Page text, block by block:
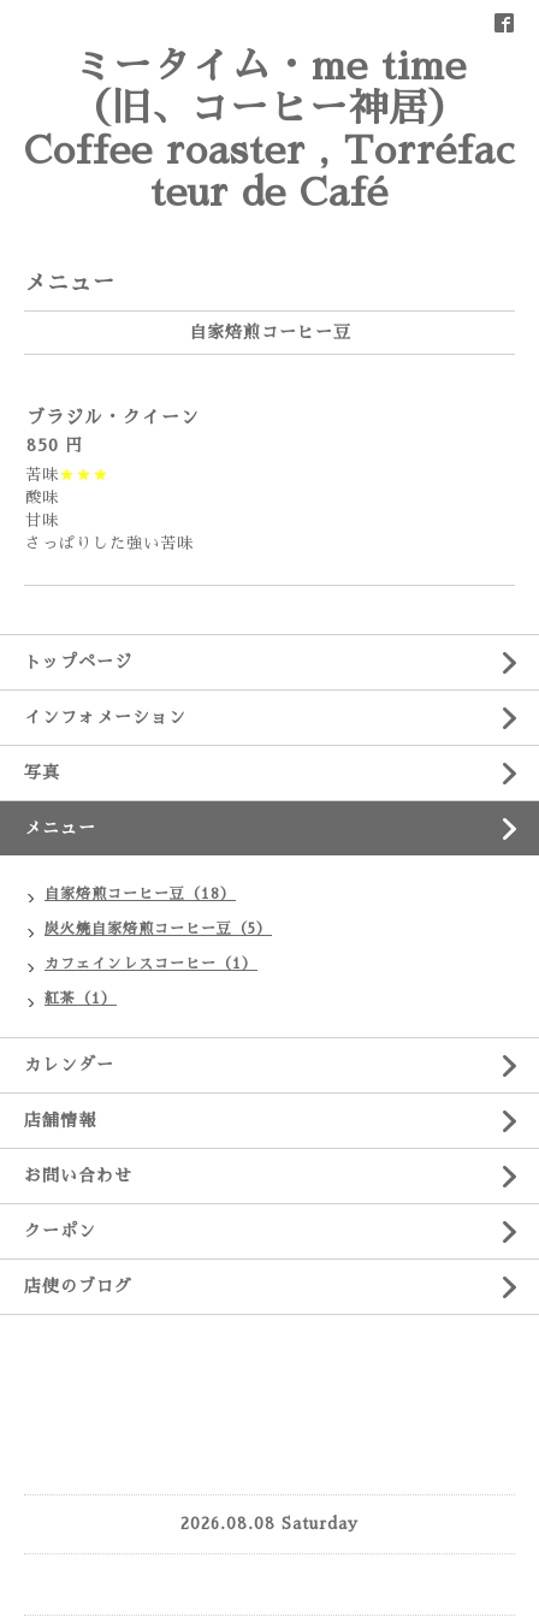
ミータイム・me time
（旧、コーヒー神居）
Coffee roaster , Torréfac
teur de Café
メニュー
自家焙煎コーヒー豆
ブラジル・クイーン
850 円
苦味★★★
酸味
甘味
さっぱりした強い苦味
トップページ
インフォメーション
写真
メニュー
自家焙煎コーヒー豆（18）
炭火焼自家焙煎コーヒー豆（5）
カフェインレスコーヒー（1）
紅茶（1）
カレンダー
店舗情報
お問い合わせ
クーポン
店使のブログ
2026.08.08 Saturday